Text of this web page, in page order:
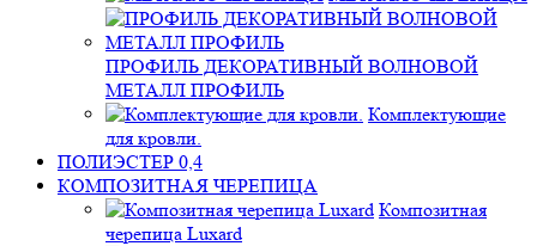
ПРОФИЛЬ ДЕКОРАТИВНЫЙ ВОЛНОВОЙ
МЕТАЛЛ ПРОФИЛЬ
Комплектующие
для кровли.
ПОЛИЭСТЕР 0,4
КОМПОЗИТНАЯ ЧЕРЕПИЦА
Композитная
черепица Luxard